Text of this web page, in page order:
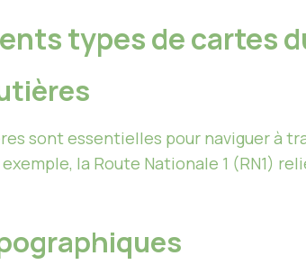
types de cartes
sont essentielles pour naviguer à
la Route Nationale 1 (RN1)